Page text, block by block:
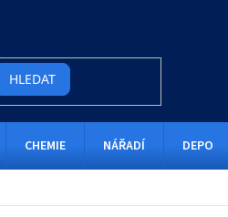
HLEDAT
CHEMIE NÁŘADÍ DEPO